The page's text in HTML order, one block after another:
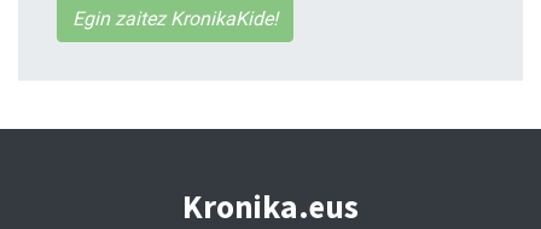
Egin zaitez KronikaKide!
Kronika.eus